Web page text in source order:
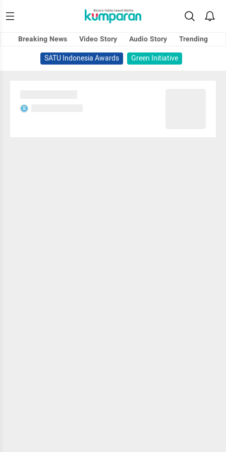
Breaking News Video Story Audio Story
Trending
SATU Indonesia Awards
Green Initiative
S